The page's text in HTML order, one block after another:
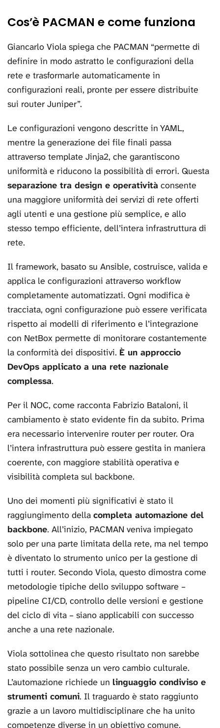
Cos’è PACMAN e come funziona
Giancarlo Viola spiega che PACMAN “permette di
definire in modo astratto le configurazioni della
rete e trasformarle automaticamente in
configurazioni reali, pronte per essere distribuite
sui router Juniper”.
Le configurazioni vengono descritte in YAML,
mentre la generazione dei file finali passa
attraverso template Jinja2, che garantiscono
uniformità e riducono la possibilità di errori. Questa
separazione tra design e operatività consente
una maggiore uniformità dei servizi di rete offerti
agli utenti e una gestione più semplice, e allo
stesso tempo efficiente, dell’intera infrastruttura di
rete.
Il framework, basato su Ansible, costruisce, valida e
applica le configurazioni attraverso workflow
completamente automatizzati. Ogni modifica è
tracciata, ogni configurazione può essere verificata
rispetto ai modelli di riferimento e l’integrazione
con NetBox permette di monitorare costantemente
la conformità dei dispositivi. È un approccio
DevOps applicato a una rete nazionale
complessa.
Per il NOC, come racconta Fabrizio Bataloni, il
cambiamento è stato evidente fin da subito. Prima
era necessario intervenire router per router. Ora
l’intera infrastruttura può essere gestita in maniera
coerente, con maggiore stabilità operativa e
visibilità completa sul backbone.
Uno dei momenti più significativi è stato il
raggiungimento della completa automazione del
backbone. All’inizio, PACMAN veniva impiegato
solo per una parte limitata della rete, ma nel tempo
è diventato lo strumento unico per la gestione di
tutti i router. Secondo Viola, questo dimostra come
metodologie tipiche dello sviluppo software –
pipeline CI/CD, controllo delle versioni e gestione
del ciclo di vita – siano applicabili con successo
anche a una rete nazionale.
Viola sottolinea che questo risultato non sarebbe
stato possibile senza un vero cambio culturale.
L’automazione richiede un linguaggio condiviso e
strumenti comuni. Il traguardo è stato raggiunto
grazie a un lavoro multidisciplinare che ha unito
competenze diverse in un obiettivo comune.